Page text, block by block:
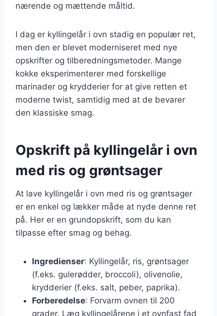
nærende og mættende måltid.
I dag er kyllingelår i ovn stadig en populær ret,
men den er blevet moderniseret med nye
opskrifter og tilberedningsmetoder. Mange
kokke eksperimenterer med forskellige
marinader og krydderier for at give retten et
moderne twist, samtidig med at de bevarer
den klassiske smag.
Opskrift på kyllingelår i ovn
med ris og grøntsager
At lave kyllingelår i ovn med ris og grøntsager
er en enkel og lækker måde at nyde denne ret
på. Her er en grundopskrift, som du kan
tilpasse efter smag og behag.
Ingredienser: Kyllingelår, ris, grøntsager
(f.eks. gulerødder, broccoli), olivenolie,
krydderier (f.eks. salt, peber, paprika).
Forberedelse: Forvarm ovnen til 200
grader. Læg kyllingelårene i et ovnfast fad